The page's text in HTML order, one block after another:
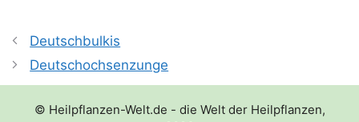
Deutschbulkis
Deutschochsenzunge
© Heilpflanzen-Welt.de - die Welt der Heilpflanzen,